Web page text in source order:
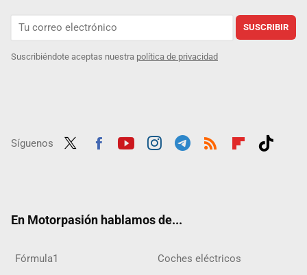
SUSCRIBIR
Suscribiéndote aceptas nuestra política de privacidad
Síguenos
En Motorpasión hablamos de...
Fórmula1 Coches eléctricos